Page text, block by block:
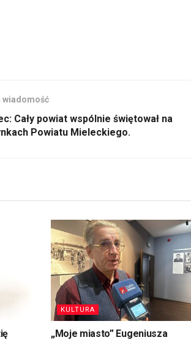
wiadomość
Cały powiat wspólnie świętował na
Powiatu Mieleckiego.
KULTURA
„Moje miasto” Eugeniusza